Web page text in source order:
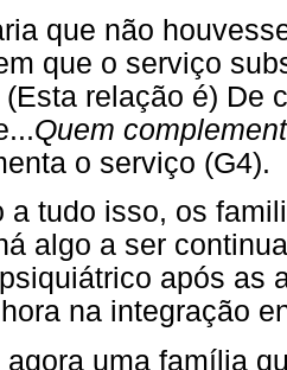
que não
que o serviço
(Esta relação é) De
Quem
o serviço (G4).
a tudo isso, os
algo a ser
após as
na integração
agora uma família